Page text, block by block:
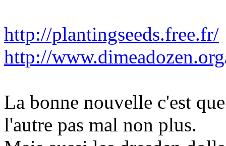
http://plantingseeds.free.fr/
http://
La bonne nouvelle c'est
l'autre pas mal non plus.